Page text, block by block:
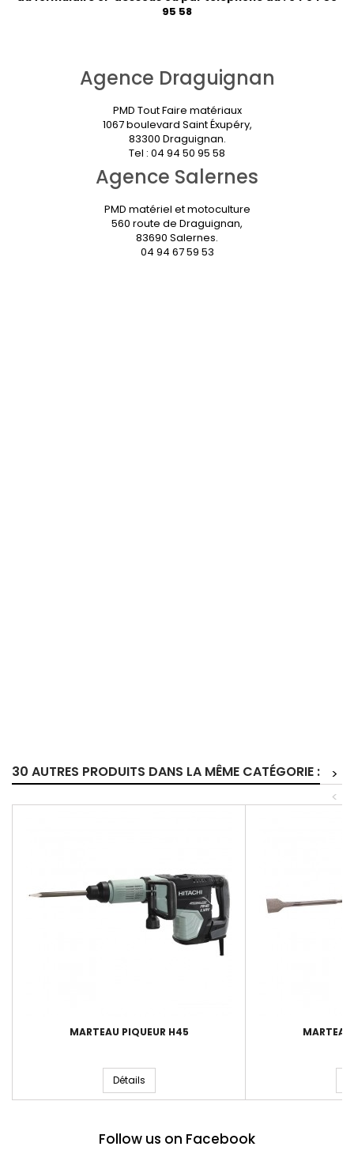
95 58
Agence Draguignan
PMD Tout Faire matériaux
1067 boulevard Saint Éxupéry,
83300 Draguignan.
Tel : 04 94 50 95 58
Agence Salernes
PMD matériel et motoculture
560 route de Draguignan,
83690 Salernes.
04 94 67 59 53
30 AUTRES PRODUITS DANS LA MÊME CATÉGORIE :
>
<
MARTEAU PIQUEUR H45
Détails
Follow us on Facebook